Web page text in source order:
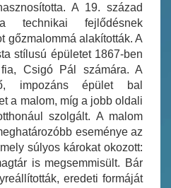
A 19. század
technikai fejlődésnek
gőzmalommá alakították. A
stílusú épületet 1867-ben
Csigó Pál számára. A
impozáns épület bal
a malom, míg a jobb oldali
szolgált. A malom
eseménye az
súlyos károkat okozott:
is megsemmisült. Bár
eredeti formáját